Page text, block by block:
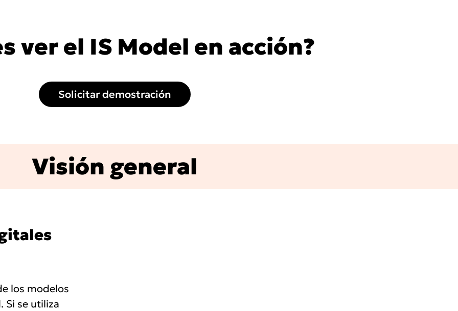
ver el IS Model en acción?
Solicitar demostración
Visión general
los modelos
Si se utiliza